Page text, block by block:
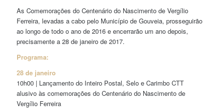
As Comemorações do Centenário do Nascimento de Vergílio
Ferreira, levadas a cabo pelo Município de Gouveia, prosseguirão
ao longo de todo o ano de 2016 e encerrarão um ano depois,
precisamente a 28 de janeiro de 2017.
Programa:
28 de janeiro
10h00 | Lançamento do Inteiro Postal, Selo e Carimbo CTT
alusivo às comemorações do Centenário do Nascimento de
Vergílio Ferreira